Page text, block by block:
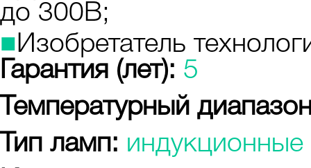
до 300В;
■ Изобретатель
Гарантия (лет): 5
Температурный
Тип ламп: индукционные